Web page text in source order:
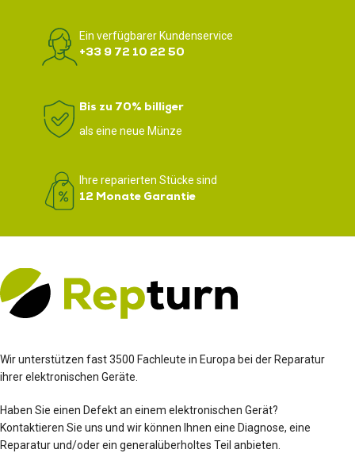
Ein verfügbarer Kundenservice
+33 9 72 10 22 50
Bis zu 70% billiger
als eine neue Münze
Ihre reparierten Stücke sind
12 Monate Garantie
Wir unterstützen fast 3500 Fachleute in Europa bei der Reparatur
ihrer elektronischen Geräte.
Haben Sie einen Defekt an einem elektronischen Gerät?
Kontaktieren Sie uns und wir können Ihnen eine Diagnose, eine
Reparatur und/oder ein generalüberholtes Teil anbieten.